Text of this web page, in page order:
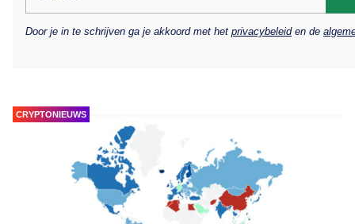
Door je in te schrijven ga je akkoord met het privacybeleiden de
CRYPTONIEUWS